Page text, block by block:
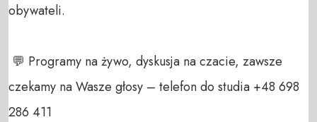
obywateli.
czekamy na Wasze głosy – telefon do studia +48 698
286 411